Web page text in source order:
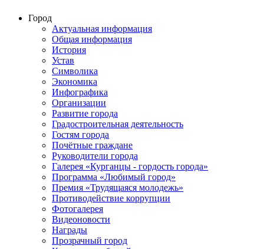
Город
Актуальная информация
Общая информация
История
Устав
Символика
Экономика
Инфографика
Организации
Развитие города
Градостроительная деятельность
Гостям города
Почётные граждане
Руководители города
Галерея «Курганцы - гордость города»
Программа «Любимый город»
Премия «Трудящаяся молодежь»
Противодействие коррупции
Фотогалерея
Видеоновости
Награды
Прозрачный город